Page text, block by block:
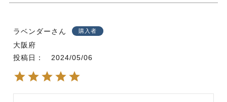
ラベンダー 購入者
大阪府
投稿日
2024/05/06